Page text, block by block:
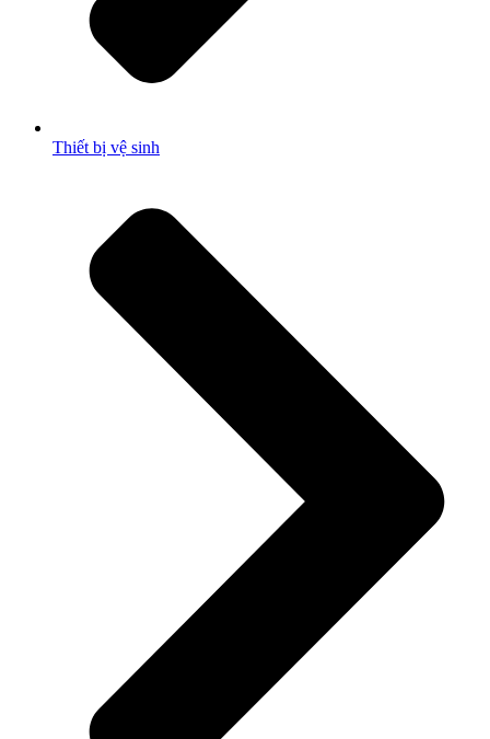
Thiết bị vệ sinh